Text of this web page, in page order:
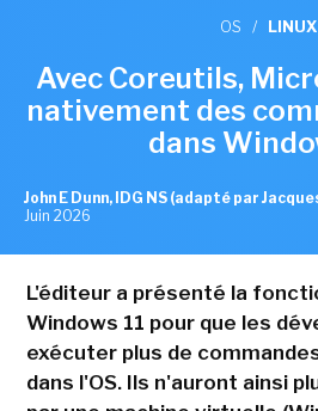
OS / LINUX
Avec Coreutils,
nativement des
dans
John E Dunn, IDG NS (adapté par
Juin 2026
L'éditeur a présenté la
Windows 11 pour que les
exécuter plus de
dans l'OS. Ils n'auront ainsi